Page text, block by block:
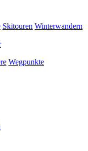
Skitouren Winterwandern
Wegpunkte